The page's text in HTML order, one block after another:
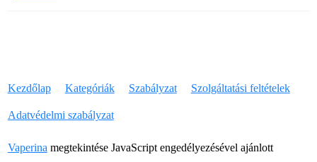
Kezdőlap Kategóriák Szabályzat Szolgáltatási feltételek
Adatvédelmi szabályzat
Vaperina megtekintése JavaScript engedélyezésével ajánlott